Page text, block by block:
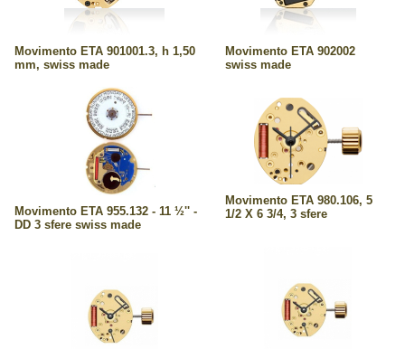
Movimento ETA 901001.3, h 1,50
mm, swiss made
Movimento ETA 902002
swiss made
Movimento ETA 955.132 - 11 ½'' -
DD 3 sfere swiss made
Movimento ETA 980.106, 5
1/2 X 6 3/4, 3 sfere